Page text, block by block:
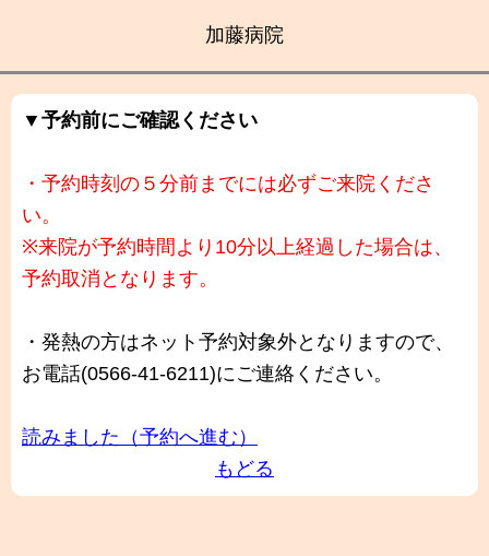
加藤病院
▼予約前にご確認ください
・予約時刻の５分前までには必ずご来院くださ
い。
※来院が予約時間より10分以上経過した場合は、
予約取消となります。
・発熱の方はネット予約対象外となりますので、
お電話(0566-41-6211)にご連絡ください。
読みました（予約へ進む）
もどる